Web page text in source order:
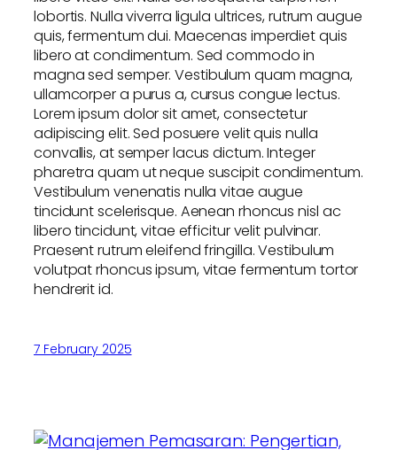
lobortis. Nulla viverra ligula ultrices, rutrum augue
quis, fermentum dui. Maecenas imperdiet quis
libero at condimentum. Sed commodo in
magna sed semper. Vestibulum quam magna,
ullamcorper a purus a, cursus congue lectus.
Lorem ipsum dolor sit amet, consectetur
adipiscing elit. Sed posuere velit quis nulla
convallis, at semper lacus dictum. Integer
pharetra quam ut neque suscipit condimentum.
Vestibulum venenatis nulla vitae augue
tincidunt scelerisque. Aenean rhoncus nisl ac
libero tincidunt, vitae efficitur velit pulvinar.
Praesent rutrum eleifend fringilla. Vestibulum
volutpat rhoncus ipsum, vitae fermentum tortor
hendrerit id.
7 February 2025